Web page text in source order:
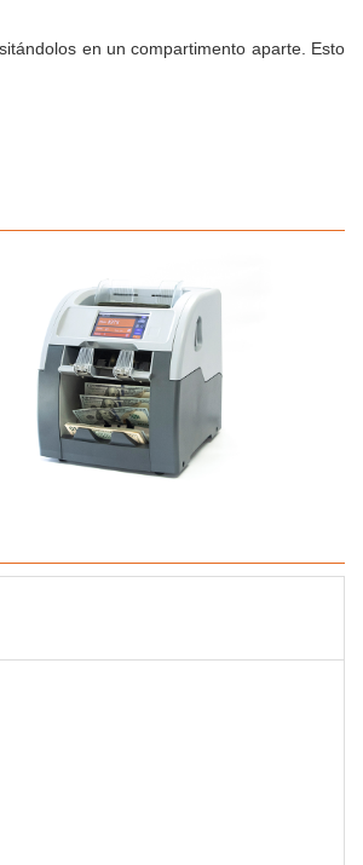
en un compartimento aparte. Esto